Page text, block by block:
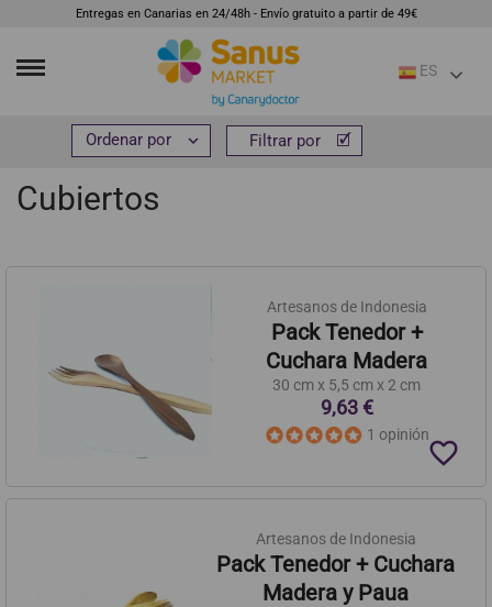
Entregas en Canarias en 24/48h - Envío gratuito a partir de 49€
ES
Hogar y bienestar Menaje y ordenación
Cubiertos
 Filtrar por
Artesanos de Indonesia
Pack Tenedor +
Cuchara Madera
30 cm x 5,5 cm x 2 cm
9,63 €
1 opinión
favorite_border
Artesanos de Indonesia
Pack Tenedor + Cuchara
Madera y Paua
 Filtrar por